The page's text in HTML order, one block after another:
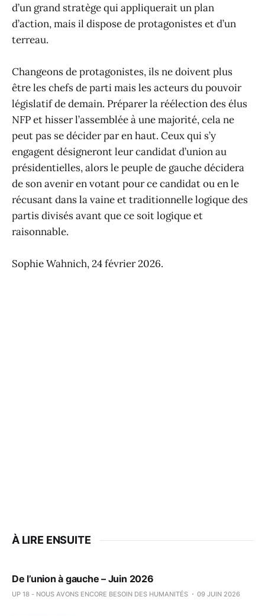
d’un grand stratège qui appliquerait un plan
d’action, mais il dispose de protagonistes et d’un
terreau.
Changeons de protagonistes, ils ne doivent plus
être les chefs de parti mais les acteurs du pouvoir
législatif de demain. Préparer la réélection des élus
NFP et hisser l’assemblée à une majorité, cela ne
peut pas se décider par en haut. Ceux qui s’y
engagent désigneront leur candidat d’union au
présidentielles, alors le peuple de gauche décidera
de son avenir en votant pour ce candidat ou en le
récusant dans la vaine et traditionnelle logique des
partis divisés avant que ce soit logique et
raisonnable.
Sophie Wahnich, 24 février 2026.
À LIRE ENSUITE
De l’union à gauche – Juin 2026
UP 18 - NOUS AVONS ENCORE BESOIN DES HUMANITÉS 09 JUIN 2026